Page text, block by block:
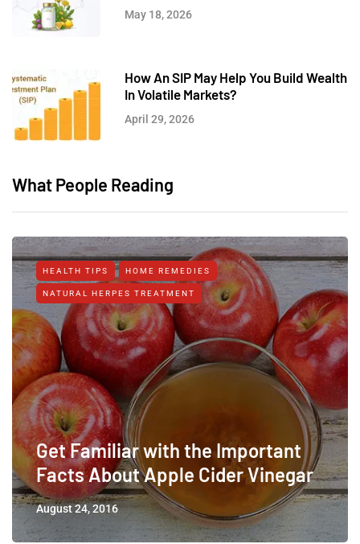
May 18, 2026
How An SIP May Help You Build Wealth
In Volatile Markets?
April 29, 2026
What People Reading
HEALTH TIPS HOME REMEDIES
NATURAL HERPES TREATMENT‎
Get Familiar with the Important
Facts About Apple Cider Vinegar
August 24, 2016